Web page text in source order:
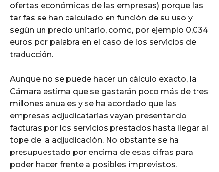
ofertas económicas de las empresas) porque las
tarifas se han calculado en función de su uso y
según un precio unitario, como, por ejemplo 0,034
euros por palabra en el caso de los servicios de
traducción.
Aunque no se puede hacer un cálculo exacto, la
Cámara estima que se gastarán poco más de tres
millones anuales y se ha acordado que las
empresas adjudicatarias vayan presentando
facturas por los servicios prestados hasta llegar al
tope de la adjudicación. No obstante se ha
presupuestado por encima de esas cifras para
poder hacer frente a posibles imprevistos.